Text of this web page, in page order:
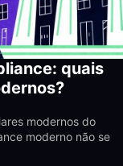
quais
modernos do
moderno não se